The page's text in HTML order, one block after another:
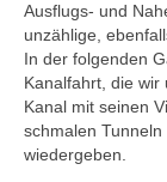
Bryce Canyon NP
Buffalo
Dayton
Dover
Ausflugs- und
unzählige,
In der folgenden
Kanalfahrt, die
Kanal mit seinen
schmalen
wiedergeben.